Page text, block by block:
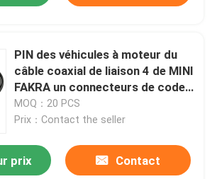
PIN des véhicules à moteur du
câble coaxial de liaison 4 de MINI
FAKRA un connecteurs de code
pour BMW
MOQ：20 PCS
Prix：Contact the seller
prix Contact